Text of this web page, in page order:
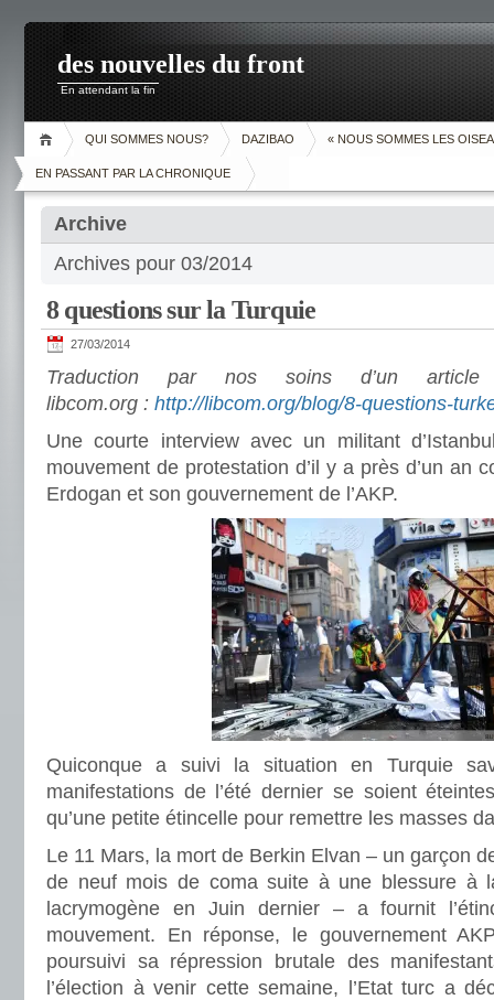
des nouvelles du front
En attendant la fin
QUI SOMMES NOUS? DAZIBAO « NOUS SOMMES LES
EN PASSANT PAR LA CHRONIQUE
Archive
Archives pour 03/2014
8 questions sur la Turquie
27/03/2014
Traduction par nos soins d’un
libcom.org : http://libcom.org/blog/8-questions-
Une courte interview avec un militant
mouvement de protestation d’il y a près d’un an
Erdogan et son gouvernement de l’AKP.
Quiconque a suivi la situation en Turquie
manifestations de l’été dernier se soient
qu’une petite étincelle pour remettre les masses
Le 11 Mars, la mort de Berkin Elvan – un garçon
de neuf mois de coma suite à une blessure à
lacrymogène en Juin dernier – a fournit
mouvement. En réponse, le gouvernement
poursuivi sa répression brutale des
l’élection à venir cette semaine, l’Etat turc a